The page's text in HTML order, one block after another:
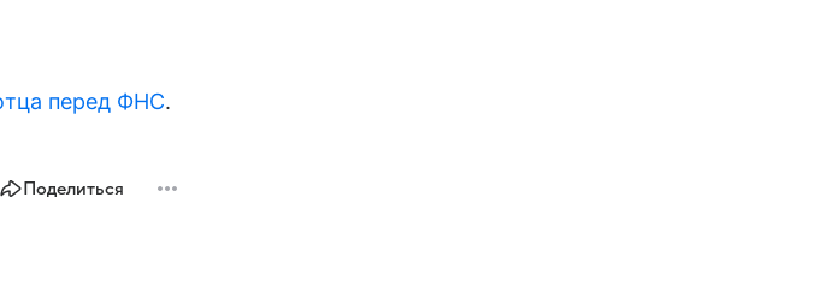
перед ФНС.
Поделиться